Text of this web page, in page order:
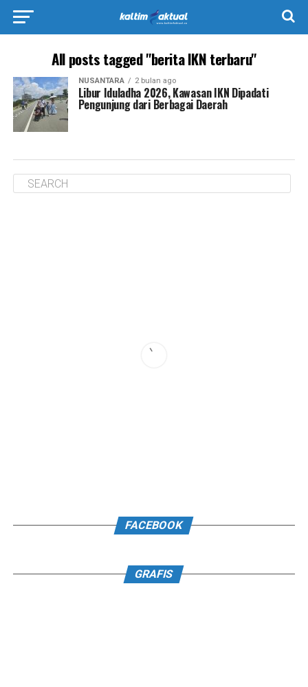
All posts tagged "berita IKN terbaru"
NUSANTARA 2 bulan ago
Libur Iduladha 2026, Kawasan IKN Dipadati
Pengunjung dari Berbagai Daerah
FACEBOOK
GRAFIS